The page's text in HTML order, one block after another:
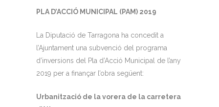
PLA D’ACCIÓ MUNICIPAL (PAM) 2019
La Diputació de Tarragona ha concedit a
l’Ajuntament una subvenció del programa
d’inversions del Pla d’Acció Municipal de l’any
2019 per a finançar l’obra següent:
Urbanització de la vorera de la carretera